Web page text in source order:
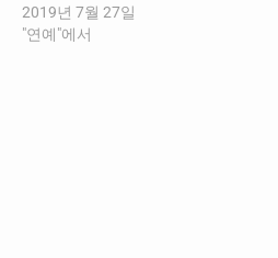
범 [color on me]가 오랜 기
다림 끝에 예약 판매를 시작
2019년 7월 27일
"연예"에서